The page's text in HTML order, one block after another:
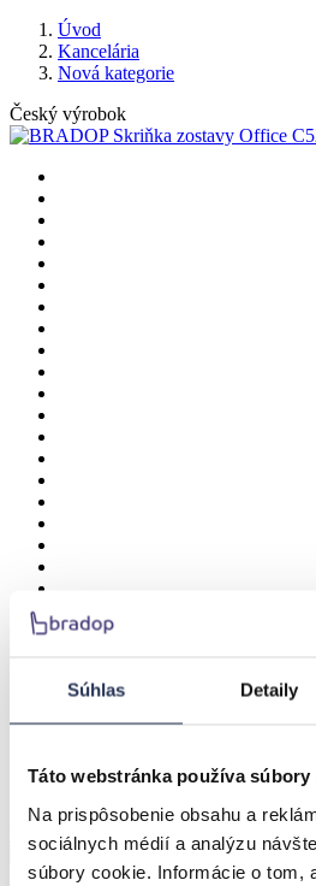
Súhlas Detaily
Táto webstránka používa súbory
Na prispôsobenie obsahu a
sociálnych médií a analýzu
súbory cookie. Informácie o tom,
Úvod
Kancelária
Nová kategorie
Český výrobok
BRADOP Skriňka
Praktická skrinka na uskladnenie
Kod tovaru:C522
Zostavte si tovar
Vyberte si prevedenie z 4 variant prevedenia